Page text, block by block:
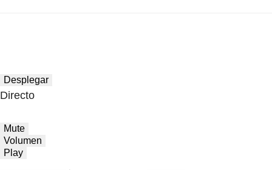
Desplegar
Directo
Mute
Volumen
Play